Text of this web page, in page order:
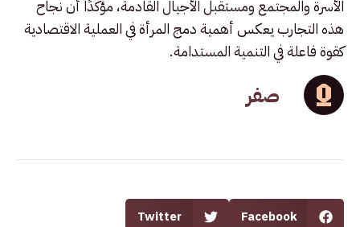
الأسرة والمجتمع ومستقبل الأجيال القادمة، مؤكدًا أن نجاح
هذه التجارب يعكس أهمية دمج المرأة في العملية الاقتصادية
كقوة فاعلة في التنمية المستدامة.
صفر
Facebook
Twitter